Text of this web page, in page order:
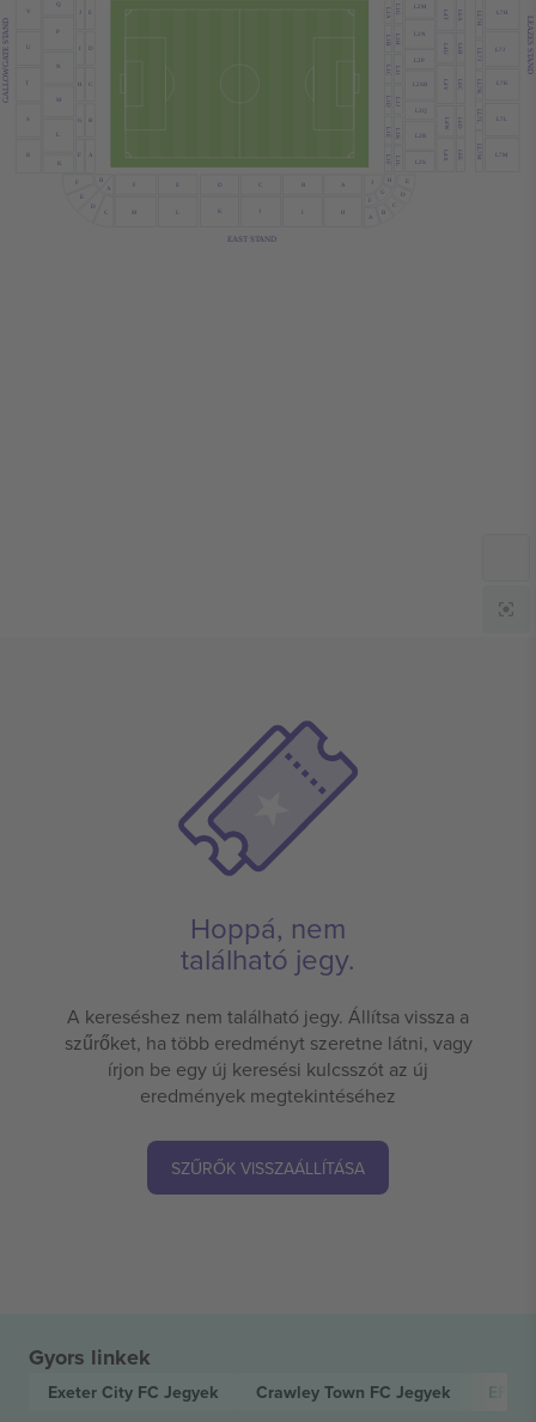
A
B
C
K
M
A
B
C
L1A
L1B
L1C
L1D
L1E
L1F
A
B
C
G
K
M
N
P
Q L1G
L1H
L1I
L1J
L1K
L1L
L2M
L2N
L2P
L2Q
L2R
L2S
L4T
L4U
L4V
L4W
L4X
G
A
B
C
R
S
V
L7K
L7M
LL7H
LL7J
LL7K
LL7L
LL7M
L6A
L6B
L6C
L6D
L6E
L2SB
LEAZES STAND
EAST STAND
GALLOWGATE STAND
Hoppá, nem
található jegy.
A kereséshez nem található jegy. Állítsa vissza a
szűrőket, ha több eredményt szeretne látni, vagy
írjon be egy új keresési kulcsszót az új
eredmények megtekintéséhez
SZŰRŐK VISSZAÁLLÍTÁSA
Gyors linkek
Exeter City FC Jegyek Crawley Town FC Jegyek